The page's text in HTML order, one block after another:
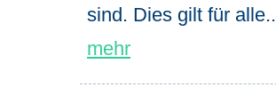
sind. Dies gilt für
mehr